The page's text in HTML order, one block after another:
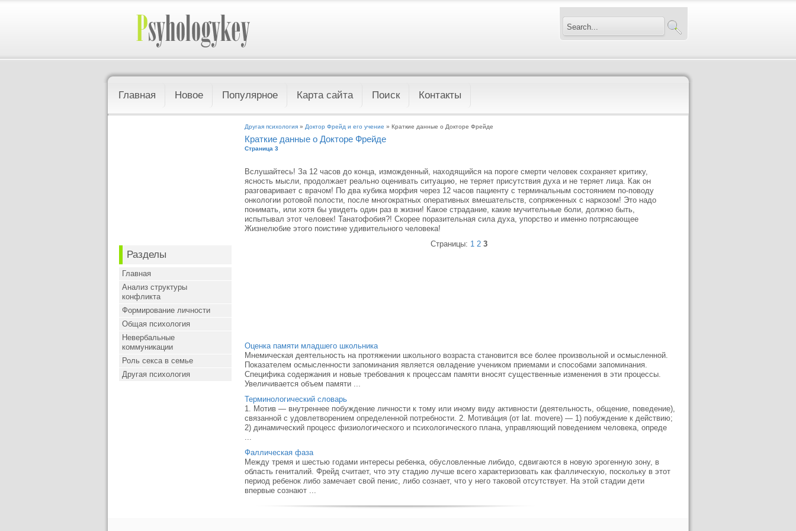
Главная Новое Популярное Карта сайта Поиск Контакты
Разделы
Главная
Анализ структуры
конфликта
Формирование личности
Общая психология
Невербальные
коммуникации
Роль секса в семье
Другая психология
Другая психология » Доктор Фрейд и его учение » Краткие данные о Докторе Фрейде
Краткие данные о Докторе Фрейде
Страница 3
Вслушайтесь! За 12 часов до конца, изможденный, находящийся на пороге смерти человек сохраняет критику,
ясность мысли, продолжает реально оценивать ситуацию, не теряет присутствия духа и не теряет лица. Как он
разговаривает с врачом! По два кубика морфия через 12 часов пациенту с терминальным состоянием по-поводу
онкологии ротовой полости, после многократных оперативных вмешательств, сопряженных с наркозом! Это надо
понимать, или хотя бы увидеть один раз в жизни! Какое страдание, какие мучительные боли, должно быть,
испытывал этот человек! Танатофобия?! Скорее поразительная сила духа, упорство и именно потрясающее
Жизнелюбие этого поистине удивительного человека!
Страницы: 1 2 3
Оценка памяти младшего школьника
Мнемическая деятельность на протяжении школьного возраста становится все более произвольной и осмысленной.
Показателем осмысленности запоминания является овладение учеником приемами и способами запоминания.
Специфика содержания и новые требования к процессам памяти вносят существенные изменения в эти процессы.
Увеличивается объем памяти ...
Терминологический словарь
1. Мотив — внутреннее побуждение личности к тому или иному виду активности (деятельность, общение, поведение),
связанной с удовлетворением определенной потребности. 2. Мотива́ция (от lat. movere) — 1) побуждение к действию;
2) динамический процесс физиологического и психологического плана, управляющий поведением человека, опреде
...
Фаллическая фаза
Между тремя и шестью годами интересы ребенка, обусловленные либидо, сдвигаются в новую эрогенную зону, в
область гениталий. Фрейд считает, что эту стадию лучше всего характеризовать как фаллическую, поскольку в этот
период ребенок либо замечает свой пенис, либо сознает, что у него таковой отсутствует. На этой стадии дети
впервые сознают ...